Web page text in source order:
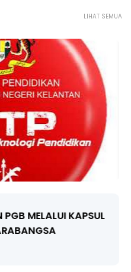
LIHAT SEMUA
5.2
2 OLEH CIKG...